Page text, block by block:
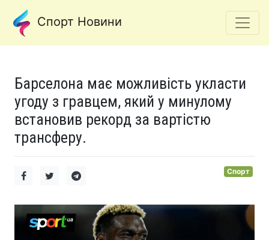
Спорт Новини
Барселона має можливість укласти
угоду з гравцем, який у минулому
встановив рекорд за вартістю
трансферу.
Спорт